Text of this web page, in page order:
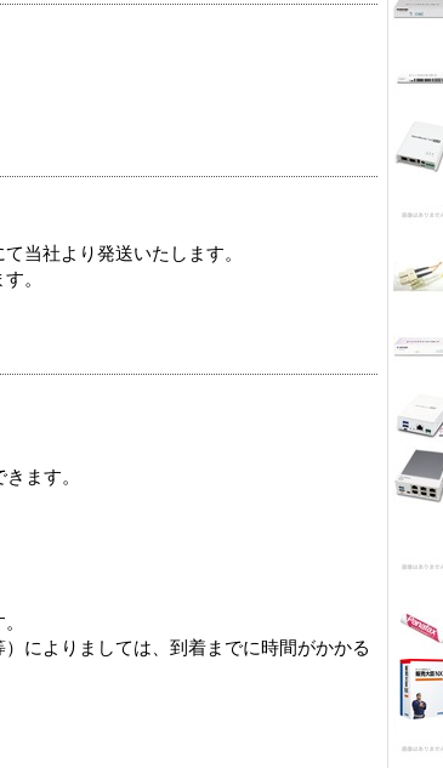
当社より発送いたします。
。
ます。
によりましては、到着までに時間がかかる